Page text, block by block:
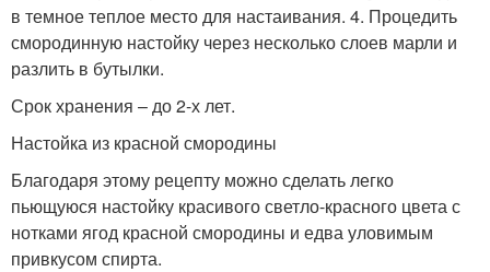
в темное теплое место для настаивания. 4. Процедить
смородинную настойку через несколько слоев марли и
разлить в бутылки.
Срок хранения – до 2-х лет.
Настойка из красной смородины
Благодаря этому рецепту можно сделать легко
пьющуюся настойку красивого светло-красного цвета с
нотками ягод красной смородины и едва уловимым
привкусом спирта.